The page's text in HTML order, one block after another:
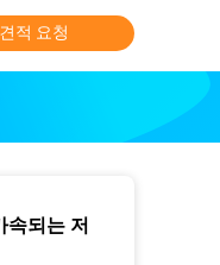
견적 요청
속되는 저